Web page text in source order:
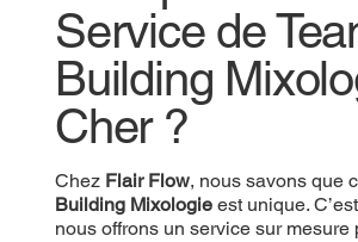
Service de
Building
Cher ?
Chez Flair Flow, nous savons que
Building Mixologieest unique.
nous offrons un service sur mesure